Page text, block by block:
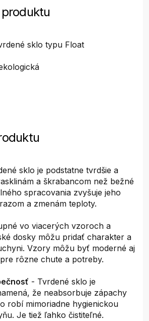
sklo typu Float
sklo je podstatne tvrdšie a
a škrabancom než bežné
spracovania zvyšuje jeho
a zmenám teploty.
vo viacerých vzoroch a
dosky môžu pridať charakter a
Vzory môžu byť moderné aj
rôzne chute a potreby.
- Tvrdené sklo je
že neabsorbuje zápachy
robí mimoriadne hygienickou
Je tiež ľahko čistiteľné.